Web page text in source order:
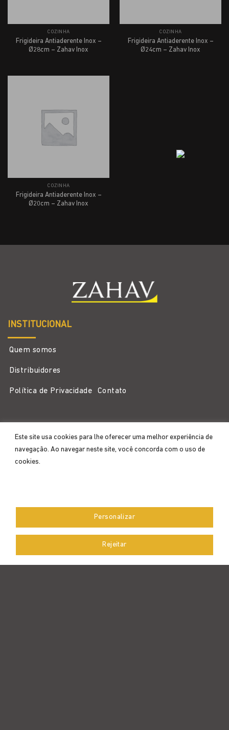
Este site usa cookies para lhe oferecer uma melhor experiência de
navegação. Ao navegar neste site, você concorda com o uso de
cookies.
Personalizar
Rejeitar
COZINHA
Frigideira Antiaderente Inox –
Ø28cm – Zahav Inox
COZINHA
Frigideira Antiaderente Inox –
Ø24cm – Zahav Inox
COZINHA
Frigideira Antiaderente Inox –
Ø20cm – Zahav Inox
INSTITUCIONAL
Quem somos
Distribuidores
Política de Privacidade Contato
CATEGORIAS
Equipamentos
Panelas
Cozinha
Melaminas